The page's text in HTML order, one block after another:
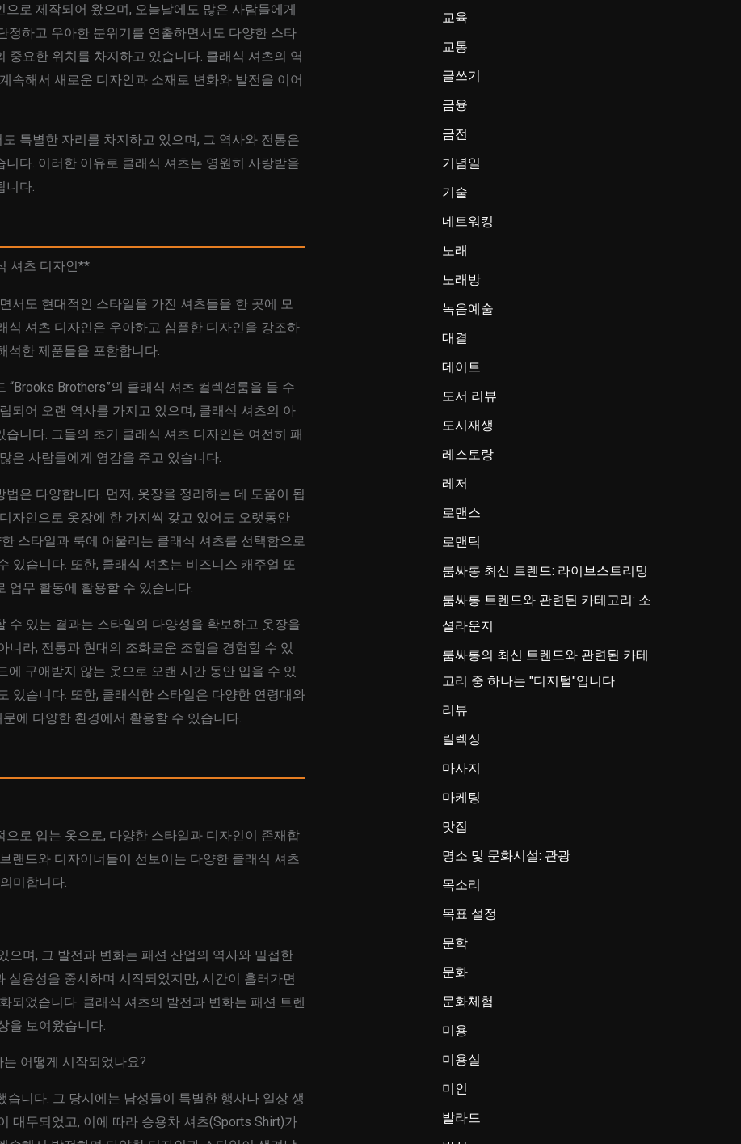
로 제작되어 왔으며, 오늘날에도 많은 사람들에게
정하고 우아한 분위기를 연출하면서도 다양한 스타
중요한 위치를 차지하고 있습니다. 클래식 셔츠의 역
속해서 새로운 디자인과 소재로 변화와 발전을 이어
특별한 자리를 차지하고 있으며, 그 역사와 전통은
다. 이러한 이유로 클래식 셔츠는 영원히 사랑받을
니다.
셔츠 디자인**
서도 현대적인 스타일을 가진 셔츠들을 한 곳에 모
식 셔츠 디자인은 우아하고 심플한 디자인을 강조하
석한 제품들을 포함합니다.
“Brooks Brothers”의 클래식 셔츠 컬렉션룸을 들 수
되어 오랜 역사를 가지고 있으며, 클래식 셔츠의 아
니다. 그들의 초기 클래식 셔츠 디자인은 여전히 패
은 사람들에게 영감을 주고 있습니다.
은 다양합니다. 먼저, 옷장을 정리하는 데 도움이 됩
자인으로 옷장에 한 가지씩 갖고 있어도 오랫동안
스타일과 룩에 어울리는 클래식 셔츠를 선택함으로
있습니다. 또한, 클래식 셔츠는 비즈니스 캐주얼 또
업무 활동에 활용할 수 있습니다.
수 있는 결과는 스타일의 다양성을 확보하고 옷장을
니라, 전통과 현대의 조화로운 조합을 경험할 수 있
에 구애받지 않는 옷으로 오랜 시간 동안 입을 수 있
있습니다. 또한, 클래식한 스타일은 다양한 연령대와
에 다양한 환경에서 활용할 수 있습니다.
로 입는 옷으로, 다양한 스타일과 디자인이 존재합
랜드와 디자이너들이 선보이는 다양한 클래식 셔츠
미합니다.
으며, 그 발전과 변화는 패션 산업의 역사와 밀접한
실용성을 중시하며 시작되었지만, 시간이 흘러가면
되었습니다. 클래식 셔츠의 발전과 변화는 패션 트렌
을 보여왔습니다.
어떻게 시작되었나요?
니다. 그 당시에는 남성들이 특별한 행사나 일상 생
대두되었고, 이에 따라 승용차 셔츠(Sports Shirt)가
교육
교통
글쓰기
금융
금전
기념일
기술
네트워킹
노래
노래방
녹음예술
대결
데이트
도서 리뷰
도시재생
레스토랑
레저
로맨스
로맨틱
룸싸롱 최신 트렌드: 라이브스트리밍
룸싸롱 트렌드와 관련된 카테고리: 소
셜라운지
룸싸롱의 최신 트렌드와 관련된 카테
고리 중 하나는 "디지털"입니다
리뷰
릴렉싱
마사지
마케팅
맛집
명소 및 문화시설: 관광
목소리
목표 설정
문학
문화
문화체험
미용
미용실
미인
발라드